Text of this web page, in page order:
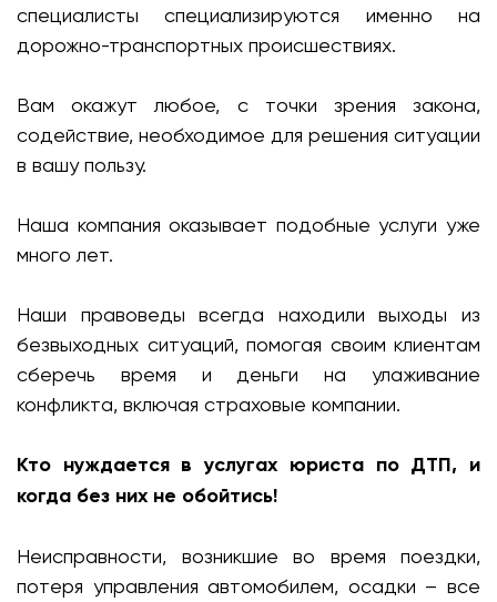
специалисты специализируются именно на
дорожно-транспортных происшествиях.
Вам окажут любое, с точки зрения закона,
содействие, необходимое для решения ситуации
в вашу пользу.
Наша компания оказывает подобные услуги уже
много лет.
Наши правоведы всегда находили выходы из
безвыходных ситуаций, помогая своим клиентам
сберечь время и деньги на улаживание
конфликта, включая страховые компании.
Кто нуждается в услугах юриста по ДТП, и
когда без них не обойтись!
Неисправности, возникшие во время поездки,
потеря управления автомобилем, осадки – все